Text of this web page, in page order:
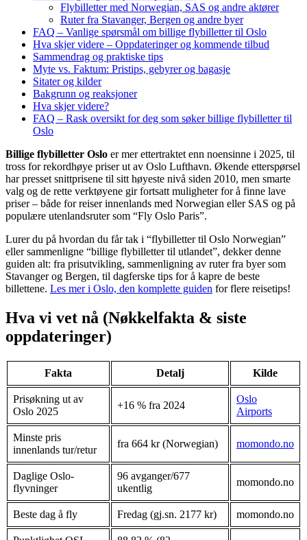
Flybilletter med Norwegian, SAS og andre aktører
Ruter fra Stavanger, Bergen og andre byer
FAQ – Vanlige spørsmål om billige flybilletter til Oslo
Hva skjer videre – Oppdateringer og kommende tilbud
Sammendrag og praktiske tips
Myte vs. Faktum: Pristips, gebyrer og bagasje
Sitater og kilder
Bakgrunn og reaksjoner
Hva skjer videre?
FAQ – Rask oversikt for deg som søker billige flybilletter til
Oslo
Billige flybilletter Oslo er mer ettertraktet enn noensinne i 2025, til
tross for rekordhøye priser ut av Oslo Lufthavn. Økende etterspørsel
har presset snittprisene til sitt høyeste nivå siden 2010, men smarte
valg og de rette verktøyene gir fortsatt muligheter for å finne lave
priser – både for reiser innenlands med Norwegian eller SAS og på
populære utenlandsruter som “Fly Oslo Paris”.
Lurer du på hvordan du får tak i “flybilletter til Oslo Norwegian”
eller sammenligne “billige flybilletter til utlandet”, dekker denne
guiden alt: fra prisutvikling, sammenligning av ruter fra byer som
Stavanger og Bergen, til dagferske tips for å kapre de beste
billettene. Les mer i Oslo, den komplette guiden for flere reisetips!
Hva vi vet nå (Nøkkelfakta & siste
oppdateringer)
Fakta Detalj Kilde
Prisøkning ut av
Oslo 2025
+16 % fra 2024
Oslo
Airports
Minste pris
innenlands tur/retur
fra 664 kr (Norwegian) momondo.no
Daglige Oslo-
flyvninger
96 avganger/677
ukentlig
momondo.no
Beste dag å fly Fredag (gj.sn. 2177 kr) momondo.no